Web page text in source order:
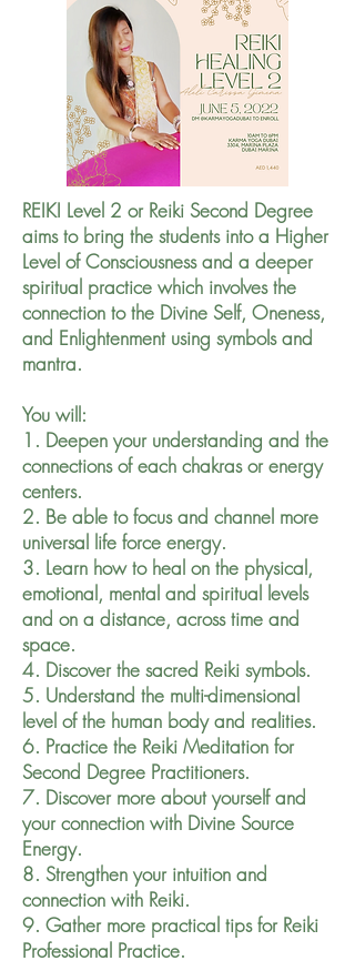
REIKI Level 2 or Reiki Second Degree
aims to bring the students into a Higher
Level of Consciousness and a deeper
spiritual practice which involves the
connection to the Divine Self, Oneness,
and Enlightenment using symbols and
mantra.
You will:
1. Deepen your understanding and the
connections of each chakras or energy
centers.
2. Be able to focus and channel more
universal life force energy.
3. Learn how to heal on the physical,
emotional, mental and spiritual levels
and on a distance, across time and
space.
4. Discover the sacred Reiki symbols.
5. Understand the multi-dimensional
level of the human body and realities.
6. Practice the Reiki Meditation for
Second Degree Practitioners.
7. Discover more about yourself and
your connection with Divine Source
Energy.
8. Strengthen your intuition and
connection with Reiki.
9. Gather more practical tips for Reiki
Professional Practice.